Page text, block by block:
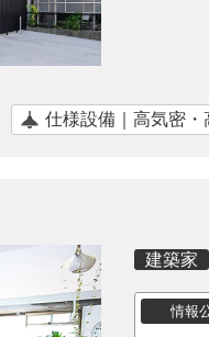
仕様設備｜高気密・
建築家
情報